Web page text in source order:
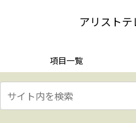
アリスト
項目一覧